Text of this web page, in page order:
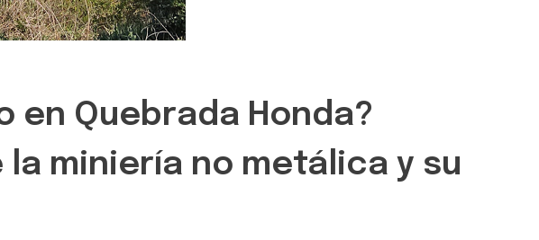
en Quebrada Honda?
miniería no metálica y su